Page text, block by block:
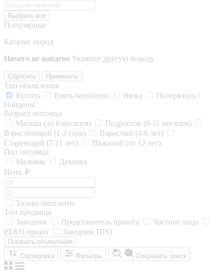
Выбрать все
Популярные
Каталог пород
Ничего не найдено Укажите другую породу
Сбросить Применить
Тип объявления
Купить
Взять бесплатно Вязка
Потерялись /
Найдены
Возраст питомца
Малыш (до 6 месяцев)
Подросток (6-11 месяцев)
Взрослеющий (1-3 года)
Взрослый (4-6 лет)
Стареющий (7-11 лет)
Пожилой (от 12 лет)
Пол питомца
Мальчик
Девочка
Цена, ₽
Только бесплатно
Тип продавца
Заводчик
Представитель приюта
Частное лицо
РЕКО приют
Заводчик ПРО
Показать объявления
Сортировка
Фильтры Сохранить поиск